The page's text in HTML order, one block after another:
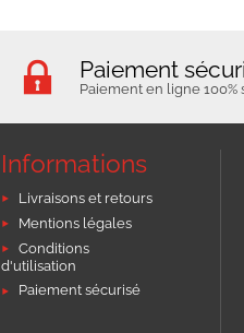
Paiement
Paiement en ligne 100%
Informations
Livraisons et retours
Mentions légales
Conditions
d'utilisation
Paiement sécurisé